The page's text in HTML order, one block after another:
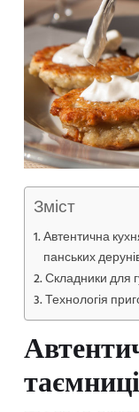
Зміст
Автентична
панських
Складники для
Технологія